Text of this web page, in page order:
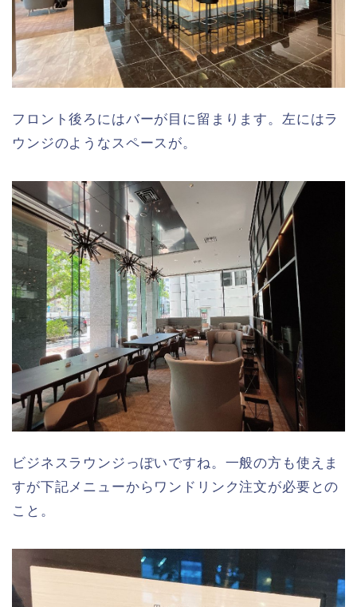
フロント後ろにはバーが目に留まります。左にはラ
ウンジのようなスペースが。
ビジネスラウンジっぽいですね。一般の方も使えま
すが下記メニューからワンドリンク注文が必要との
こと。